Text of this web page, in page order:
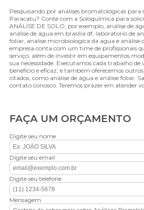
Pesquisando por análises bromatológicas para
Paracatu? Conte com a Soloquímica para
ANÁLISE DE SOLO, por exemplo, análise de
análise de água em brasília df, laboratorio de
foliar, analise microbiologica da agua e análise
empresa conta com um time de profissionais
serviço, além de investir em equipamentos
sua necessidade. Executamos cada trabalho
benefício e eficaz, e também oferecemos
citados, como análise de água e análise foliar.
contato conosco. Teremos prazer em atender
FAÇA UM ORÇAMENTO
Digite seu nome
Digite seu email
Digite seu telefone
Mensagem